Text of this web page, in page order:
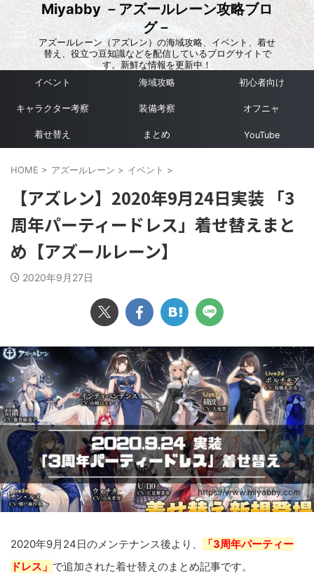
Miyabby －アズールレーン攻略ブロ
グ－
アズールレーン（アズレン）の海域攻略、イベント、着せ
替え、役立つ豆知識などを配信しているブログサイトで
す。新鮮な情報を更新中！
イベント 海域攻略 初心者向け
キャラクター考察 装備考察 オフニャ
着せ替え まとめ YouTube
HOME > アズールレーン > イベント >
【アズレン】2020年9月24日実装 「3
周年パーティードレス」着せ替えまと
め【アズールレーン】
2020年9月27日
https://www.miyabby.com
2020年9月24日のメンテナンス後より、
「3周年パーティー
ドレス」 で追加された着せ替えのまとめ記事です。